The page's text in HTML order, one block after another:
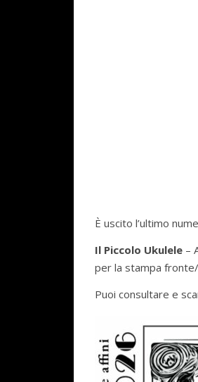
È uscito l’ultimo
Il Piccolo Ukulele –
per la stampa
Puoi consultare e